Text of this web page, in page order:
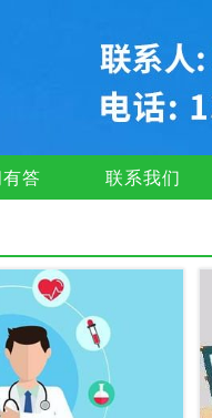
答 联系我们